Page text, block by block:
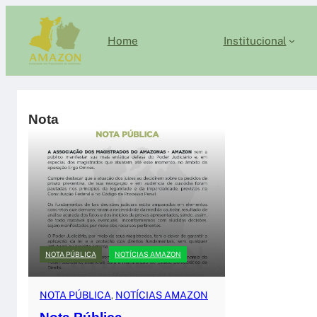
conteúdo
Home Institucional
Nota
NOTA PÚBLICA NOTÍCIAS AMAZON
NOTA PÚBLICA, NOTÍCIAS AMAZON